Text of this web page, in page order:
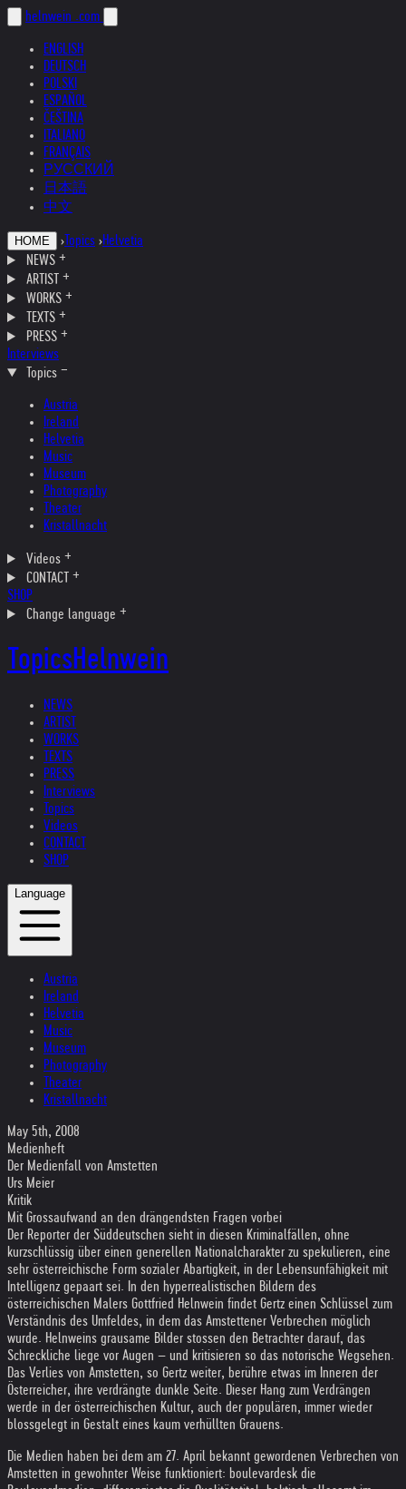
helnwein .com
ENGLISH
DEUTSCH
POLSKI
ESPAÑOL
ČEŠTINA
ITALIANO
FRANÇAIS
РУССКИЙ
日本語
中文
HOME › Topics ›Helvetia
NEWS
ARTIST
WORKS
TEXTS
PRESS
Interviews
Topics
Austria
Ireland
Helvetia
Music
Museum
Photography
Theater
Kristallnacht
Videos
CONTACT
SHOP
Change language
TopicsHelnwein
NEWS
ARTIST
WORKS
TEXTS
PRESS
Interviews
Topics
Videos
CONTACT
SHOP
Language
Austria
Ireland
Helvetia
Music
Museum
Photography
Theater
Kristallnacht
May 5th, 2008
Medienheft
Der Medienfall von Amstetten
Urs Meier
Kritik
Mit Grossaufwand an den drängendsten Fragen vorbei
Der Reporter der Süddeutschen sieht in diesen Kriminalfällen, ohne
kurzschlüssig über einen generellen Nationalcharakter zu spekulieren, eine
sehr österreichische Form sozialer Abartigkeit, in der Lebensunfähigkeit mit
Intelligenz gepaart sei. In den hyperrealistischen Bildern des
österreichischen Malers Gottfried Helnwein findet Gertz einen Schlüssel zum
Verständnis des Umfeldes, in dem das Amstettener Verbrechen möglich
wurde. Helnweins grausame Bilder stossen den Betrachter darauf, das
Schreckliche liege vor Augen – und kritisieren so das notorische Wegsehen.
Das Verlies von Amstetten, so Gertz weiter, berühre etwas im Inneren der
Österreicher, ihre verdrängte dunkle Seite. Dieser Hang zum Verdrängen
werde in der österreichischen Kultur, auch der populären, immer wieder
blossgelegt in Gestalt eines kaum verhüllten Grauens.
Die Medien haben bei dem am 27. April bekannt gewordenen Verbrechen von
Amstetten in gewohnter Weise funktioniert: boulevardesk die